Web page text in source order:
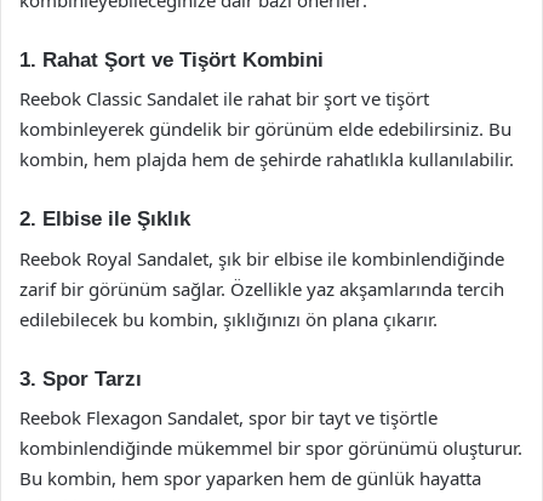
1. Rahat Şort ve Tişört Kombini
Reebok Classic Sandalet ile rahat bir şort ve tişört
kombinleyerek gündelik bir görünüm elde edebilirsiniz. Bu
kombin, hem plajda hem de şehirde rahatlıkla kullanılabilir.
2. Elbise ile Şıklık
Reebok Royal Sandalet, şık bir elbise ile kombinlendiğinde
zarif bir görünüm sağlar. Özellikle yaz akşamlarında tercih
edilebilecek bu kombin, şıklığınızı ön plana çıkarır.
3. Spor Tarzı
Reebok Flexagon Sandalet, spor bir tayt ve tişörtle
kombinlendiğinde mükemmel bir spor görünümü oluşturur.
Bu kombin, hem spor yaparken hem de günlük hayatta